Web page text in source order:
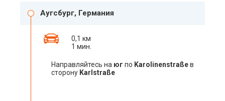
Аугсбург, Германия
0,1 км
1 мин.
Направляйтесь на юг по Karolinenstraßeв
сторону Karlstraße